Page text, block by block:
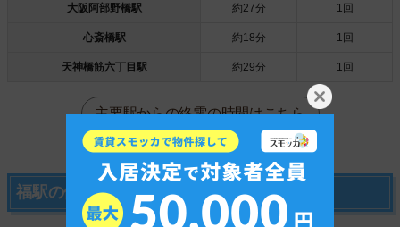
大阪阿部野橋駅 約27分 1回
心斎橋駅 約18分 1回
天神橋筋六丁目駅 約29分 1回
主要駅からの終電の時間はこちら
福駅の便利なお店情報